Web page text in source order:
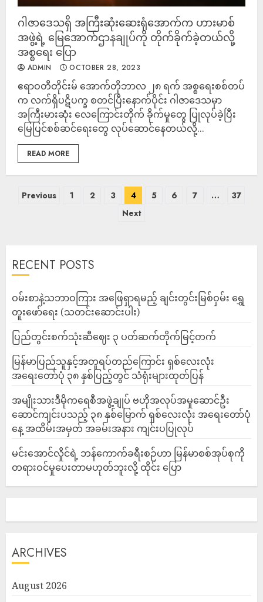
ဂါဇာဒေသရှိ အကြီးဆုံးဆေးရုံအောက်က ဟားမာစ်
အဖွဲ့ရဲ့ မြေအောက်ဌာနချုပ်ကို တိုက်ခိုက်ခဲ့တယ်လို့
အစ္စရေး ပြော
ADMIN OCTOBER 28, 2023
ဧရာဝတီတိုင်းမ် အောက်တိုဘာလ ၂၈ ရက် အစ္စရေးစစ်တပ်
က လက်ရှိပဋိပက္ခ စတင်ပြီးနောက်ပိုင်း ဂါဇာဒေသမှာ
အကြီးမားဆုံး လေကြောင်းတိုက် ခိုက်မှုတွေ ပြုလုပ်ခဲ့ပြီး
မြေပြင်စစ်ဆင်ရေးတွေ လုပ်ဆောင်နေတယ်လို့...
READ MORE
Previous 1 2 3 4 5 6 7 …
37
Next
RECENT POSTS
ဝမ်းစာနဲ့သဘာဝကြား အဖြေရှာရမည့် ချင်းတွင်းမြစ်ဝှမ်း ရွှေ
တူးဖော်ရေး (သတင်းဆောင်းပါး)
ပြည်တွင်းစက်သုံးဆီဈေး ၃ ပတ်ဆက်တိုက်မြင့်တက်
မြန်မာပြည်သူနှင့်အတူရပ်တည်ကြောင်း ရှစ်လေးလုံး
အရေးတော်ပုံ ၃၈ နှစ်ပြည့်တွင် သံရုံးများထုတ်ပြန်
အမျိုးသားဒီမိုကရေစီအဖွဲ့ချုပ် ဗဟိုအလုပ်အမှုဆောင်ဦး
ဆောင်ကျင်းပသည့် ၃၈ နှစ်မြောက် ရှစ်လေးလုံး အရေးတော်ပုံ
နေ့ အထိမ်းအမှတ် အခမ်းအနား ကျင်းပပြုလုပ်
မင်းအောင်လှိုင်ရဲ့ ဘန်ကောက်ခရီးစဉ်ဟာ မြန်မာစစ်အုပ်စုကို
တရားဝင်မှုပေးတာမဟုတ်ဘူးလို့ ထိုင်း ပြော
ARCHIVES
August 2026